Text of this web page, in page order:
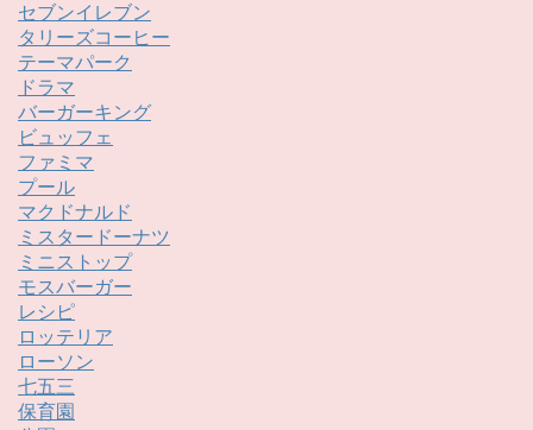
セブンイレブン
タリーズコーヒー
テーマパーク
ドラマ
バーガーキング
ビュッフェ
ファミマ
プール
マクドナルド
ミスタードーナツ
ミニストップ
モスバーガー
レシピ
ロッテリア
ローソン
七五三
保育園